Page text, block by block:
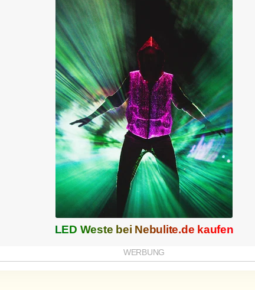
LED Weste bei Nebulite.de kaufen